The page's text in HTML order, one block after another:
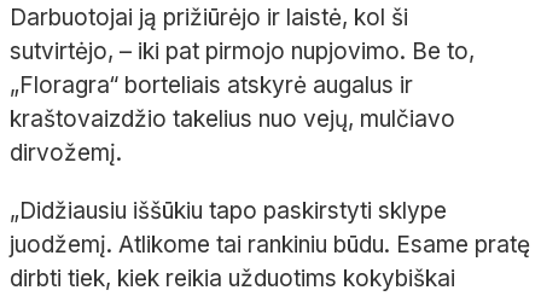
Darbuotojai ją prižiūrėjo ir laistė, kol ši
sutvirtėjo, – iki pat pirmojo nupjovimo. Be to,
„Floragra“ borteliais atskyrė augalus ir
kraštovaizdžio takelius nuo vejų, mulčiavo
dirvožemį.
„Didžiausiu iššūkiu tapo paskirstyti sklype
juodžemį. Atlikome tai rankiniu būdu. Esame pratę
dirbti tiek, kiek reikia užduotims kokybiškai